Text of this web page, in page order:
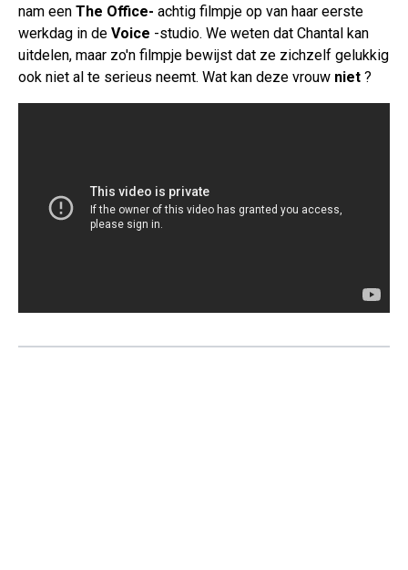
nam een The Office- achtig filmpje op van haar eerste
werkdag in de Voice -studio. We weten dat Chantal kan
uitdelen, maar zo'n filmpje bewijst dat ze zichzelf gelukkig
ook niet al te serieus neemt. Wat kan deze vrouw niet ?